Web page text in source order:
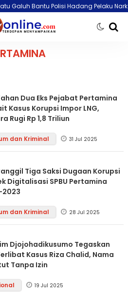
Bantu Polisi Hadang Pelaku Narkotika
Dua Eks Pejabat Pertamina
Kasus Korupsi Impor LNG,
Rugi Rp 1,8 Triliun
dan Kriminal 31 Jul 2025
Tiga Saksi Dugaan Korupsi
Digitalisasi SPBU Pertamina
dan Kriminal 28 Jul 2025
Djojohadikusumo Tegaskan
Kasus Riza Chalid, Nama
Tanpa Izin
19 Jul 2025